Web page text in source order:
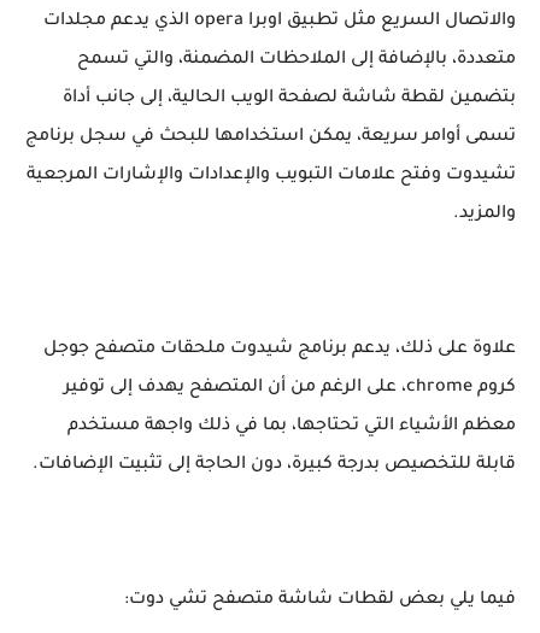
والاتصال السريع مثل تطبيق اوبرا opera الذي يدعم مجلدات
متعددة، بالإضافة إلى الملاحظات المضمنة، والتي تسمح
بتضمين لقطة شاشة لصفحة الويب الحالية، إلى جانب أداة
تسمى أوامر سريعة، يمكن استخدامها للبحث في سجل برنامج
تشيدوت وفتح علامات التبويب والإعدادات والإشارات المرجعية
والمزيد.
علاوة على ذلك، يدعم برنامج شيدوت ملحقات متصفح جوجل
كروم chrome، على الرغم من أن المتصفح يهدف إلى توفير
معظم الأشياء التي تحتاجها، بما في ذلك واجهة مستخدم
قابلة للتخصيص بدرجة كبيرة، دون الحاجة إلى تثبيت الإضافات.
فيما يلي بعض لقطات شاشة متصفح تشي دوت: